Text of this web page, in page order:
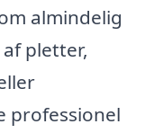
almindelig
pletter,
professionel